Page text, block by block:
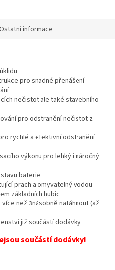
Ostatní informace
pro snadné přenášení
nečistot ale také stavebního
pro odstranění nečistot z
rychlé a efektivní odstranění
výkonu pro lehký i náročný
baterie
prach a omyvatelný vodou
základních hubic
než 3násobně natáhnout (až
již součástí dodávky
součástí dodávky!